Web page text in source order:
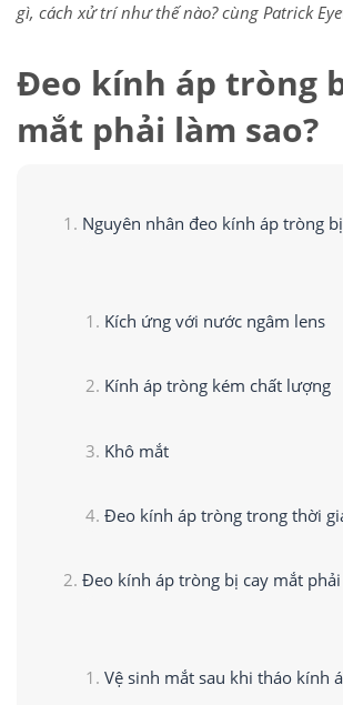
gì, cách xử trí như thế nào? cùng Patrick
Đeo kính áp tròng
mắt phải làm sao?
Nguyên nhân đeo kính áp tròng
Kích ứng với nước ngâm lens
Kính áp tròng kém chất lượng
Khô mắt
Đeo kính áp tròng trong thời
Đeo kính áp tròng bị cay mắt phải
Vệ sinh mắt sau khi tháo kính